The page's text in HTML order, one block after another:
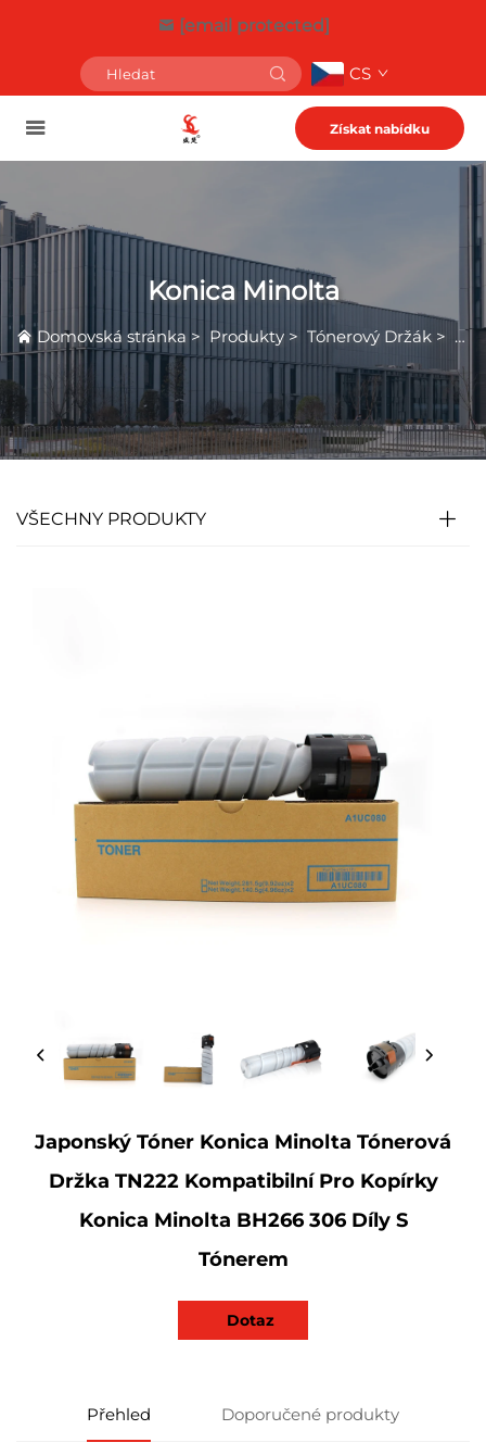
[email protected]
CS
Získat nabídku
Konica Minolta
Domovská stránka > Produkty > Tónerový Držák >
VŠECHNY PRODUKTY
Japonský Tóner Konica Minolta Tónerová
Držka TN222 Kompatibilní Pro Kopírky
Konica Minolta BH266 306 Díly S
Tónerem
Dotaz
Přehled Doporučené produkty